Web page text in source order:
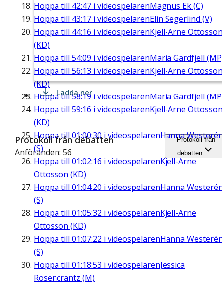
Hoppa till 42:47 i videospelarenMagnus Ek (C)
Hoppa till 43:17 i videospelarenElin Segerlind (V)
Hoppa till 44:16 i videospelarenKjell-Arne Ottosson
(KD)
Hoppa till 54:09 i videospelarenMaria Gardfjell
Hoppa till 56:13 i videospelarenKjell-Arne Ottosson
(KD)
Hoppa till58:19 i videospelarenMaria Gardfjell
Hoppa till 59:16 i videospelarenKjell-Arne Ottosson
(KD)
Hoppa till 01:00:30 i videospelarenHanna
(S)
Hoppa till 01:02:16 i videospelarenKjell-Arne
Ottosson (KD)
Hoppa till 01:04:20 i videospelarenHanna
(S)
Hoppa till 01:05:32 i videospelarenKjell-Arne
Ottosson (KD)
Hoppa till 01:07:22 i videospelarenHanna
(S)
Hoppa till 01:18:53 i videospelarenJessica
Rosencrantz (M)
Ladda ner
Protokoll från debatten
Anföranden: 56
Protokoll från
debatten